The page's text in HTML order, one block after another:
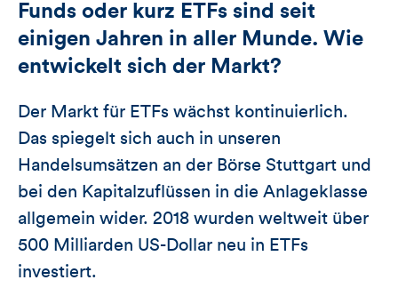
Funds oder kurz ETFs sind seit
einigen Jahren in aller Munde. Wie
entwickelt sich der Markt?
Der Markt für ETFs wächst kontinuierlich.
Das spiegelt sich auch in unseren
Handelsumsätzen an der Börse Stuttgart und
bei den Kapitalzuflüssen in die Anlageklasse
allgemein wider. 2018 wurden weltweit über
500 Milliarden US-Dollar neu in ETFs
investiert.